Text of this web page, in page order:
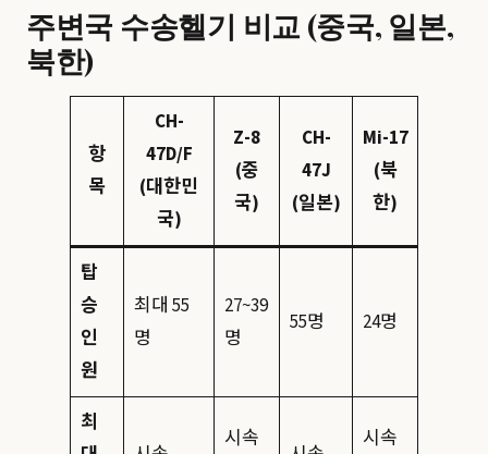
주변국 수송헬기 비교 (중국, 일본,
북한)
항
목
CH-
47D/F
(대한민
국)
Z-8
(중
국)
CH-
47J
(일본)
Mi-17
(북
한)
탑
승
인
원
최대 55
명
27~39
명
55명 24명
최
시속 시속